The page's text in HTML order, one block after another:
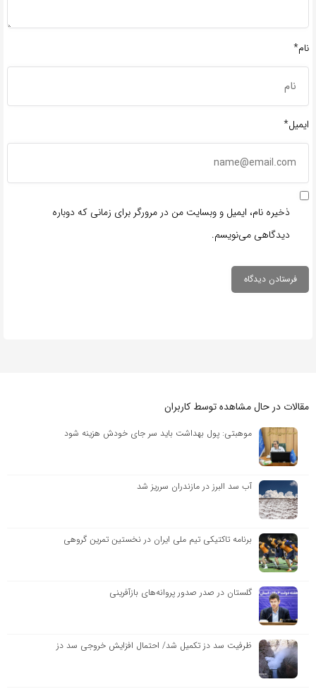
نام*
ایمیل*
ذخیره نام، ایمیل و وبسایت من در مرورگر برای زمانی که دوباره
دیدگاهی می‌نویسم.
مقالات در حال مشاهده توسط کاربران
موهبتی: پول بهداشت باید سر جای خودش هزینه شود
آب سد البرز در مازندران سرریز شد
برنامه تاکتیکی تیم ملی ایران در نخستین تمرین گروهی
گلستان در صدر صدور پروانه‌های بازآفرینی
ظرفیت سد دز تکمیل شد/ احتمال افزایش خروجی سد دز